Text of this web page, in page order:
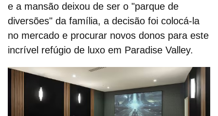
e a mansão deixou de ser o "parque de
diversões" da família, a decisão foi colocá‑la
no mercado e procurar novos donos para este
incrível refúgio de luxo em Paradise Valley.